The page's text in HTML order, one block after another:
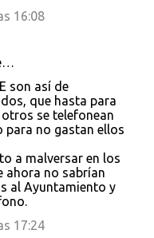
16:08
son así de
que hasta para
se telefonean
para no gastan ellos
a malversar en los
ahora no sabrían
al Ayuntamiento y
17:24